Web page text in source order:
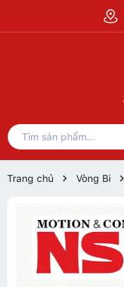
Trang chủ Vòng Bi